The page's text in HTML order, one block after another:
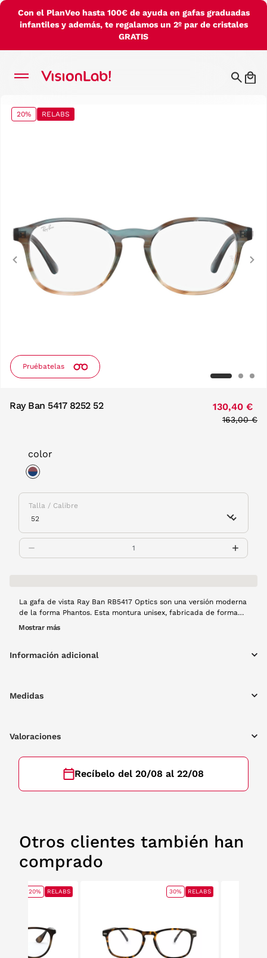
Con el PlanVeo hasta 100€ de ayuda en gafas graduadas
infantiles y además, te regalamos un 2º par de cristales
GRATIS
20% RELABS
Pruébatelas
Previous
Ray Ban 5417 8252 52 130,40 €
Price
163,00 €
color
Talla / Calibre
La gafa de vista Ray Ban RB5417 Optics son una versión moderna
de la forma Phantos. Esta montura unisex, fabricada de forma
artesanal con acetato, está disponible en azul y verde a rayas.
Mostrar más
Información adicional
Medidas
Valoraciones
Recíbelo del 20/08 al 22/08
Otros clientes también han
comprado
20% RELABS 30% RELABS